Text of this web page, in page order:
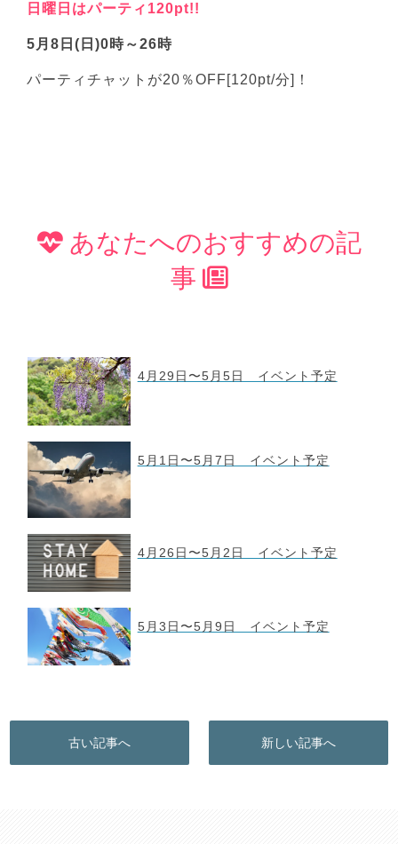
日曜日はパーティ120pt!!
5月8日(日)0時～26時
パーティチャットが20％OFF[120pt/分]！
あなたへのおすすめの記
事
4月29日〜5月5日 イベント予定
5月1日〜5月7日 イベント予定
4月26日〜5月2日 イベント予定
5月3日〜5月9日 イベント予定
古い記事へ 新しい記事へ